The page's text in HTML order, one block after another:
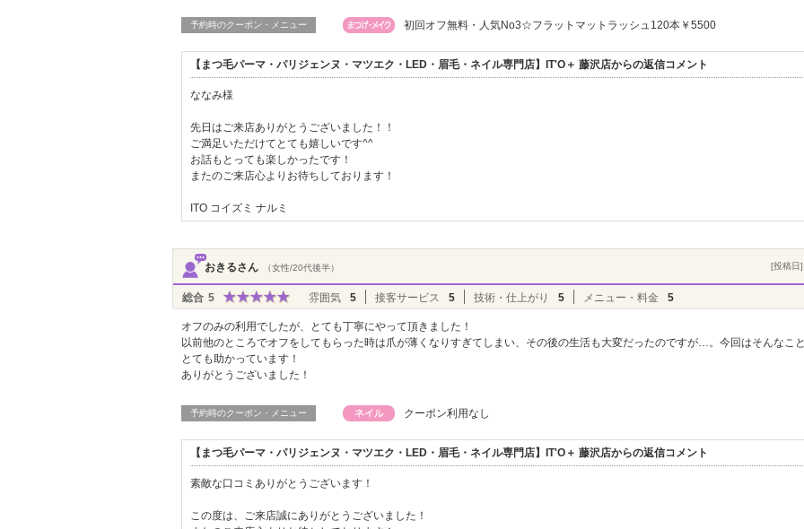
予約時のクーポン・メニュー 初回オフ無料・人気No3☆フラットマットラッシュ120本￥5500
【まつ毛パーマ・パリジェンヌ・マツエク・LED・眉毛・ネイル専門店】IT'O＋ 藤沢店からの返信コメント
ななみ様
先日はご来店ありがとうございました！！
ご満足いただけてとても嬉しいです^^
お話もとっても楽しかったです！
またのご来店心よりお待ちしております！
ITO コイズミ ナルミ
おきるさん （女性/20代後半） [投稿日
総合 5 雰囲気 5 接客サービス 5 技術・仕上がり 5 メニュー・料金 5
オフのみの利用でしたが、とても丁寧にやって頂きました！
以前他のところでオフをしてもらった時は爪が薄くなりすぎてしまい、その後の生活も大変だったのですが…。今回はそんなこと
とても助かっています！
ありがとうございました！
予約時のクーポン・メニュー クーポン利用なし
【まつ毛パーマ・パリジェンヌ・マツエク・LED・眉毛・ネイル専門店】IT'O＋ 藤沢店からの返信コメント
素敵な口コミありがとうございます！
この度は、ご来店誠にありがとうございました！